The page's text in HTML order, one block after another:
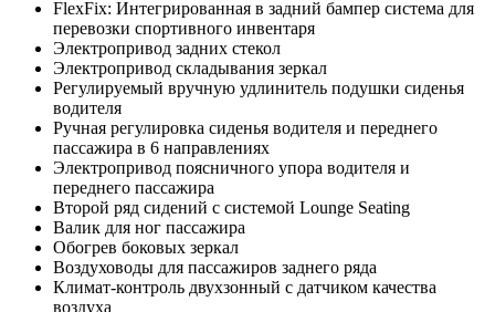
FlexFix: Интегрированная в задний бампер система для
перевозки спортивного инвентаря
Электропривод задних стекол
Электропривод складывания зеркал
Регулируемый вручную удлинитель подушки сиденья
водителя
Ручная регулировка сиденья водителя и переднего
пассажира в 6 направлениях
Электропривод поясничного упора водителя и
переднего пассажира
Второй ряд сидений с системой Lounge Seating
Валик для ног пассажира
Обогрев боковых зеркал
Воздуховоды для пассажиров заднего ряда
Климат-контроль двухзонный с датчиком качества
воздуха